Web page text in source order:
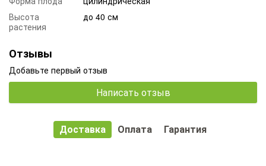
Высота
растения
до 40 см
Отзывы
Добавьте первый отзыв
Написать отзыв
Доставка Оплата Гарантия